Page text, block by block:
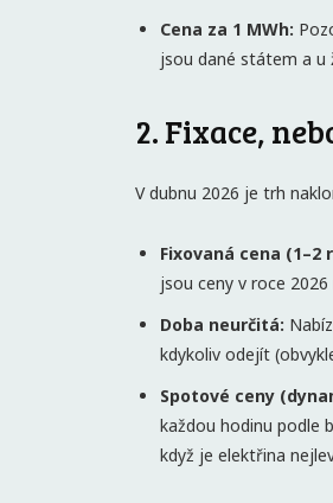
Cena za 1 MWh:
jsou dané státem a u
2. Fixace,
V dubnu 2026 je trh
Fixovaná cena (1–2
jsou ceny v roce
Doba neurčitá:
kdykoliv odejít
Spotové ceny
každou hodinu podle
když je elektřina